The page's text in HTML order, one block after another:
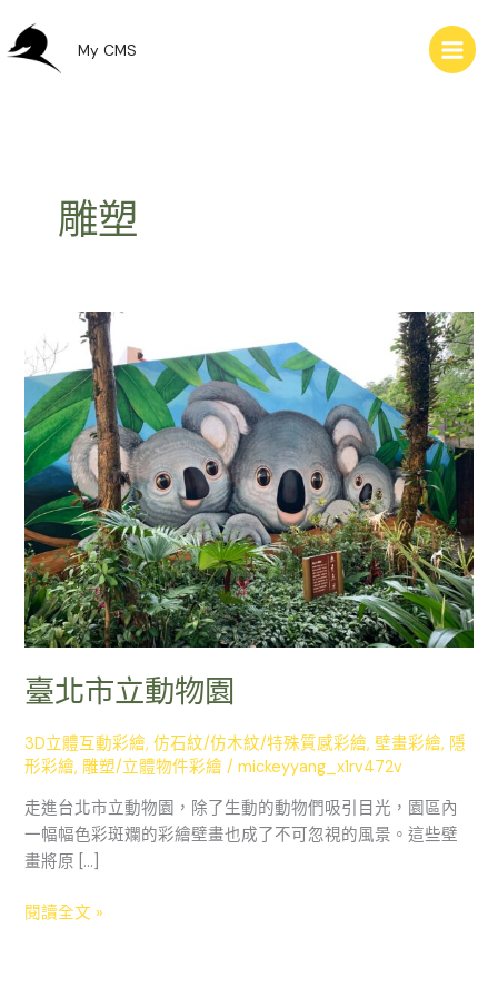
至
主
My CMS
雕塑
臺北市立動物園
3D立體互動彩繪,仿石紋/仿木紋/特殊質感彩繪,壁畫彩繪, 隱
形彩繪,雕塑/立體物件彩繪 /mickeyyang_x1rv472v
走進台北市立動物園，除了生動的動物們吸引目光，園區內
一幅幅色彩斑斕的彩繪壁畫也成了不可忽視的風景。這些壁
畫將原 […]
北
市
立
動
物
園
閱讀全文 »